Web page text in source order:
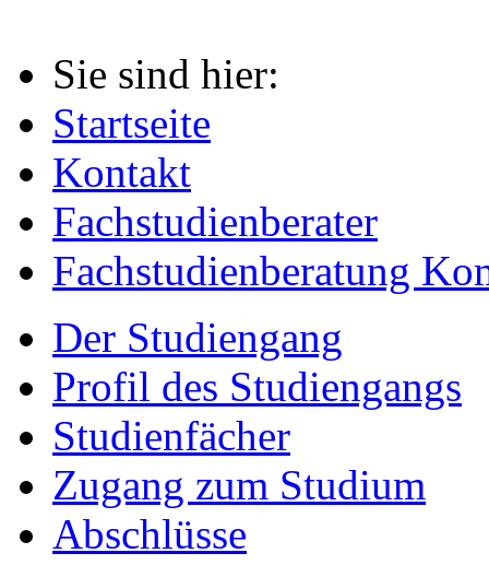
Sie sind hier:
Startseite
Kontakt
Fachstudienberater
Fachstudienberatung
Der Studiengang
Profil des Studiengangs
Studienfächer
Zugang zum Studium
Abschlüsse